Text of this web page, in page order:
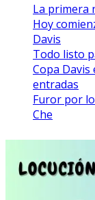
La primera
Hoy
Davis
Todo listo
Copa
entradas
Furor por
Che